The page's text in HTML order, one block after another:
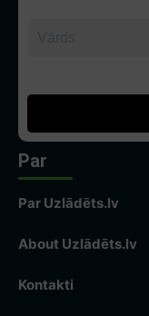
Par
Par Uzlādēts.lv
About Uzlādēts.lv
Kontakti